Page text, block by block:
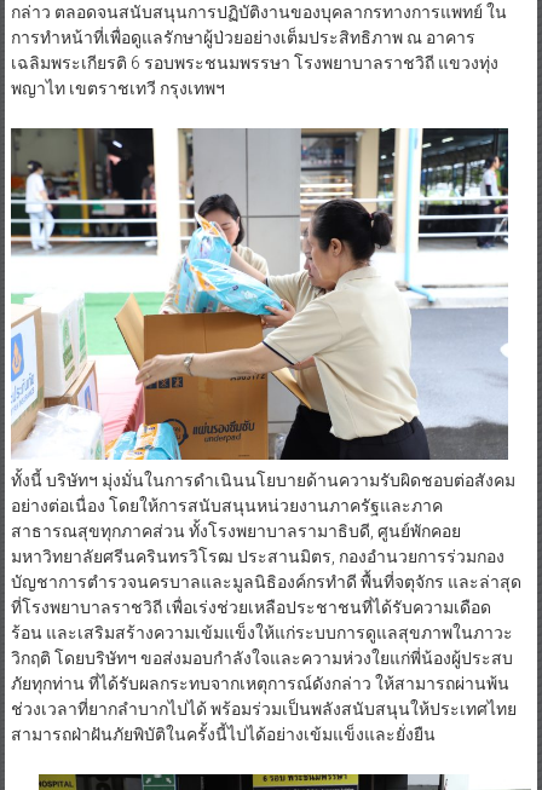
กล่าว ตลอดจนสนับสนุนการปฏิบัติงานของบุคลากรทางการแพทย์ ใน
การทำหน้าที่เพื่อดูแลรักษาผู้ป่วยอย่างเต็มประสิทธิภาพ ณ อาคาร
เฉลิมพระเกียรติ 6 รอบพระชนมพรรษา โรงพยาบาลราชวิถี แขวงทุ่ง
พญาไท เขตราชเทวี กรุงเทพฯ
ทั้งนี้ บริษัทฯ มุ่งมั่นในการดำเนินนโยบายด้านความรับผิดชอบต่อสังคม
อย่างต่อเนื่อง โดยให้การสนับสนุนหน่วยงานภาครัฐและภาค
สาธารณสุขทุกภาคส่วน ทั้งโรงพยาบาลรามาธิบดี, ศูนย์พักคอย
มหาวิทยาลัยศรีนครินทรวิโรฒ ประสานมิตร, กองอำนวยการร่วมกอง
บัญชาการตำรวจนครบาลและมูลนิธิองค์กรทำดี พื้นที่จตุจักร และล่าสุด
ที่โรงพยาบาลราชวิถี เพื่อเร่งช่วยเหลือประชาชนที่ได้รับความเดือด
ร้อน และเสริมสร้างความเข้มแข็งให้แก่ระบบการดูแลสุขภาพในภาวะ
วิกฤติ โดยบริษัทฯ ขอส่งมอบกำลังใจและความห่วงใยแก่พี่น้องผู้ประสบ
ภัยทุกท่าน ที่ได้รับผลกระทบจากเหตุการณ์ดังกล่าว ให้สามารถผ่านพ้น
ช่วงเวลาที่ยากลำบากไปได้ พร้อมร่วมเป็นพลังสนับสนุนให้ประเทศไทย
สามารถฝ่าฝันภัยพิบัติในครั้งนี้ไปได้อย่างเข้มแข็งและยั่งยืน